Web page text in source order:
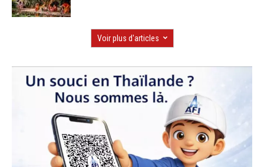
Voir plus d'articles